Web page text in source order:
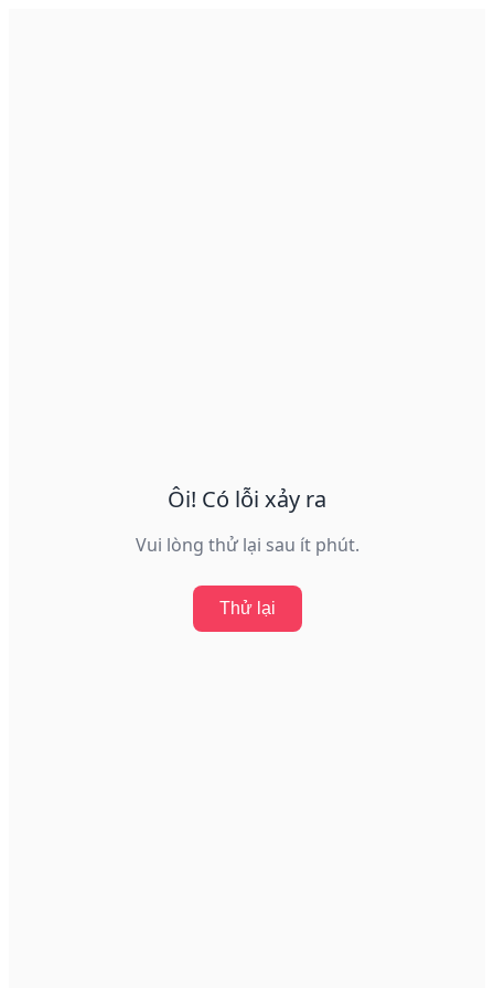
Ôi! Có lỗi xảy ra
Vui lòng thử lại sau ít phút.
Thử lại